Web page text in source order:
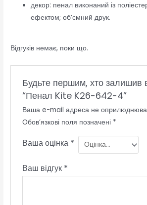
декор: пенал виконаний із
ефектом; об’ємний друк.
Відгуків немає, поки що.
Будьте першим, хто залишив
“Пенал Kite K26-642-4”
Ваша e-mail адреса не
Обов’язкові поля позначені *
Ваша оцінка *
Ваш відгук *